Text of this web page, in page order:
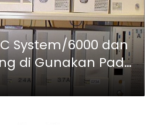
System/6000 dan
di Gunakan Pada
Indonesia Era 1990